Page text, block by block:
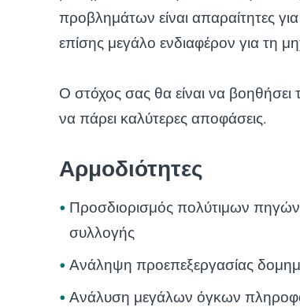
προβλημάτων είναι απαραίτητες
επίσης μεγάλο ενδιαφέρον για τη
Ο στόχος σας θα είναι να
να πάρει καλύτερες αποφάσεις.
Αρμοδιότητες
Προσδιορισμός πολύτιμων
συλλογής
Ανάληψη προεπεξεργασίας
Ανάλυση μεγάλων όγκων